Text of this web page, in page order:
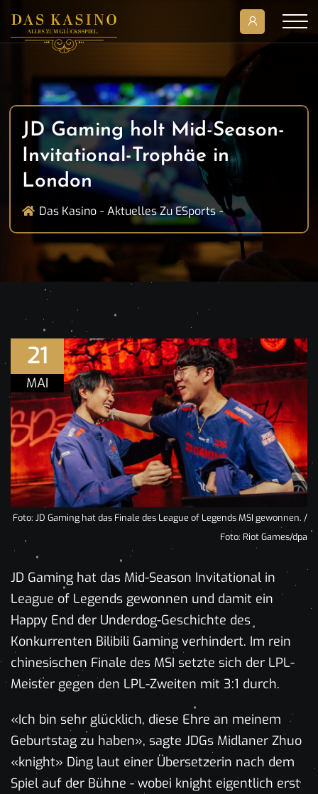
JD Gaming holt Mid-Season-
Invitational-Trophäe in
London
Das Kasino Aktuelles Zu ESports
21
MAI
Foto: JD Gaming hat das Finale des League of Legends MSI gewonnen. /
Foto: Riot Games/dpa
JD Gaming hat das Mid-Season Invitational in
League of Legends gewonnen und damit ein
Happy End der Underdog-Geschichte des
Konkurrenten Bilibili Gaming verhindert. Im rein
chinesischen Finale des MSI setzte sich der LPL-
Meister gegen den LPL-Zweiten mit 3:1 durch.
«Ich bin sehr glücklich, diese Ehre an meinem
Geburtstag zu haben», sagte JDGs Midlaner Zhuo
«knight» Ding laut einer Übersetzerin nach dem
Spiel auf der Bühne - wobei knight eigentlich erst